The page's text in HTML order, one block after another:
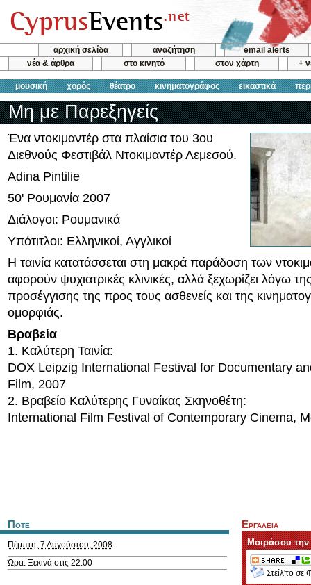
αρχική σελίδα αναζήτηση
email alerts
νέα & άρθρα
στο κινητό στον χάρτη +
μουσική χορός θέατρο κινηματογράφος εικαστικά
Μη με Παρεξηγείς
Ένα ντοκιμαντέρ στα πλαίσια του 3ου
Διεθνούς Φεστιβάλ Ντοκιμαντέρ Λεμεσού.
Adina Pintilie
50' Ρουμανία 2007
Διάλογοι: Ρουμανικά
Υπότιτλοι: Ελληνικοί, Αγγλικοί
Η ταινία κατατάσσεται στη μακρά παράδοση των
αφορούν ψυχιατρικές κλινικές, αλλά ξεχωρίζει λόγω
προσέγγισης της προς τους ασθενείς και της
ομορφιάς.
Βραβεία
1. Καλύτερη Ταινία:
DOX Leipzig International Festival for Documentary
Film, 2007
2. Βραβείο Καλύτερης Γυναίκας Σκηνοθέτη:
International Film Festival of Contemporary Cinema,
Ποτε
Πέμπτη, 7 Αυγούστου, 2008
Ώρα: Ξεκινά στις 22:00
Εργαλεια
Μοιράσου
Στείλ'το σε